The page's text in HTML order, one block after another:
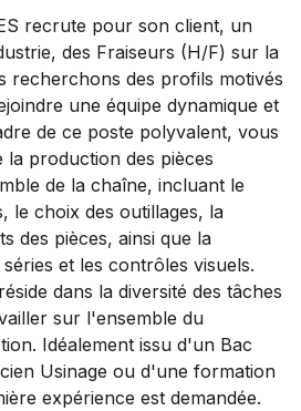
recrute pour son client, un
des Fraiseurs (H/F) sur la
recherchons des profils motivés
une équipe dynamique et
de ce poste polyvalent, vous
la production des pièces
de la chaîne, incluant le
le choix des outillages, la
des pièces, ainsi que la
et les contrôles visuels.
dans la diversité des tâches
sur l'ensemble du
Idéalement issu d'un Bac
Usinage ou d'une formation
expérience est demandée.